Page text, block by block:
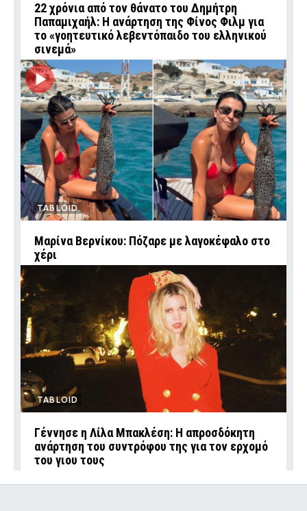
22 χρόνια από τον θάνατο του Δημήτρη
Παπαμιχαήλ: Η ανάρτηση της Φίνος Φιλμ για
το «γοητευτικό λεβεντόπαιδο του ελληνικού
σινεμά»
TABLOID
Μαρίνα Βερνίκου: Πόζαρε με λαγοκέφαλο στο
χέρι
TABLOID
Γέννησε η Λίλα Μπακλέση: Η απροσδόκητη
ανάρτηση του συντρόφου της για τον ερχομό
του γιου τους